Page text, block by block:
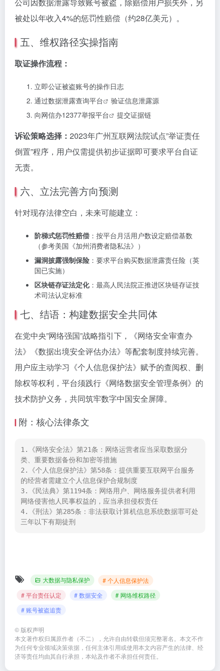
被处以年收入4%的惩罚性赔偿（约28亿美元）。
五、维权路径实操指南
取证操作流程：
立即公证被盗账号的操作日志
通过数据泄露查询平台
验证信息泄露源
向网信办12377举报平台 提交证据链
诉讼策略选择： 2023年广州互联网法院试点”举证责任
倒置”程序，用户仅需提供初步证据即可要求平台自证
无责。
六、立法完善方向预测
针对现存法律空白，未来可能建立：
阶梯式惩罚性赔偿 ：按平台月活用户数设定赔偿基数
（参考美国《加州消费者隐私法》）
漏洞披露强制保险 ：要求平台购买数据泄露责任险（英
国已实施）
区块链存证法定化：最高人民法院正推进区块链存证技
术司法认定标准
七、结语：构建数据安全共同体
在党中央”网络强国”战略指引下，《网络安全审查办
法》《数据出境安全评估办法》等配套制度持续完善。
用户应主动学习《个人信息保护法》赋予的查阅权、删
除权等权利，平台须践行《网络数据安全管理条例》的
技术防护义务，共同筑牢数字中国安全屏障。
附：核心法律条文
1.《网络安全法》第21条：网络运营者应当采取数据分
类、重要数据备份和加密等措施
2.《个人信息保护法》第58条：提供重要互联网平台服务
的经营者需建立个人信息保护合规制度
3.《民法典》第1194条：网络用户、网络服务提供者利用
网络侵害他人民事权益的，应当承担侵权责任
4.《刑法》第285条：非法获取计算机信息系统数据罪可处
大数据与隐私保护
# 个人信息保护法
# 平台责任认定
# 数据安全
# 网络维权路径
# 账号被盗追责
© 版权声明
本文著作权归属原作者（不二），允许自由转载但须完整署名。本文不作
为任何专业领域决策依据，任何主体引用或使用本文内容产生的法律、经
济等责任均由其自行承担，本站及作者不承担任何责任。